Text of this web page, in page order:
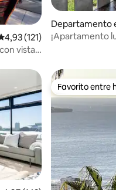
promedio: 4,93
4,93 (121)
vistas
Departamento
residencial en
¡Apartamento
Favorito entre
Favorito entre